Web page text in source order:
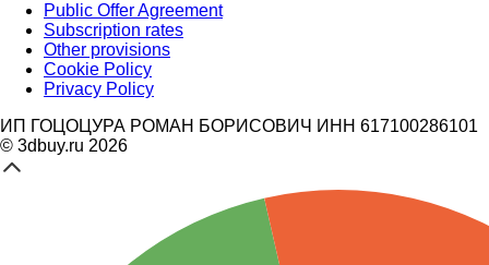
Public Offer Agreement
Subscription rates
Other provisions
Cookie Policy
Privacy Policy
ИП ГОЦОЦУРА РОМАН БОРИСОВИЧ ИНН 617100286101
© 3dbuy.ru 2026